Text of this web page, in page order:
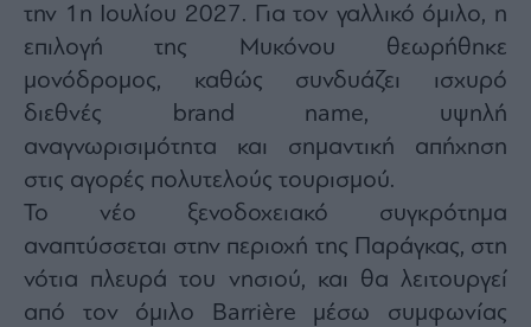
την 1η Ιουλίου 2027. Για τον γαλλικό όμιλο, η
επιλογή της Μυκόνου θεωρήθηκε
μονόδρομος, καθώς συνδυάζει ισχυρό
διεθνές brand name, υψηλή
αναγνωρισιμότητα και σημαντική απήχηση
στις αγορές πολυτελούς τουρισμού.
Το νέο ξενοδοχειακό συγκρότημα
αναπτύσσεται στην περιοχή της Παράγκας, στη
νότια πλευρά του νησιού, και θα λειτουργεί
από τον όμιλο Barrière μέσω συμφωνίας